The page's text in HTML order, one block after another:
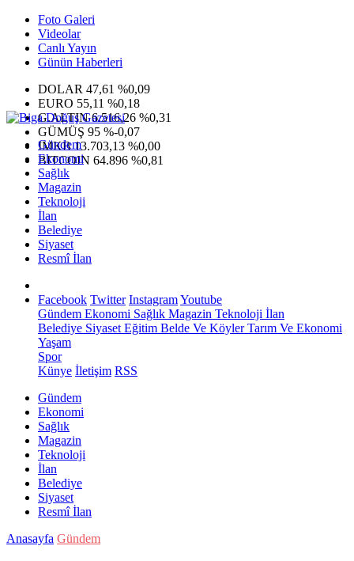
Foto Galeri
Videolar
Canlı Yayın
Günün Haberleri
DOLAR 47,61 %0,09
EURO 55,11 %0,18
G.ALTIN6.516,26 %0,31
GÜMÜŞ 95 %-0,07
IMKB13.703,13 %0,00
BITCOIN 64.896 %0,81
Gündem
Ekonomi
Sağlık
Magazin
Teknoloji
İlan
Belediye
Siyaset
Resmî İlan
Facebook Twitter InstagramYoutube
Gündem Ekonomi Sağlık Magazin Teknoloji İlan
Belediye Siyaset Eğitim Belde Ve KöylerTarım Ve Ekonomi
Yaşam
Spor
Künye İletişim RSS
Gündem
Ekonomi
Sağlık
Magazin
Teknoloji
İlan
Belediye
Siyaset
Resmî İlan
Anasayfa Gündem